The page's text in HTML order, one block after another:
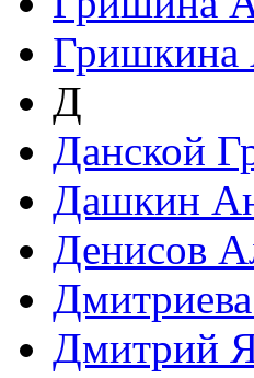
Гришкина
Д
Данской
Дашкин
Денисов
Дмитрий